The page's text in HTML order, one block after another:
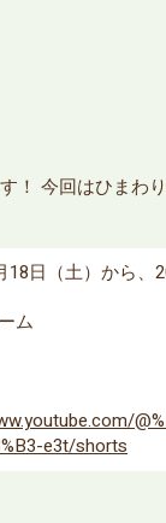
！ 今回はひま
18日（土）から、
ム
e3t/shorts